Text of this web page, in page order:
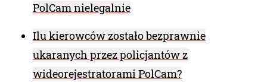
PolCam nielegalnie
Ilu kierowców zostało bezprawnie
ukaranych przez policjantów z
wideorejestratorami PolCam?